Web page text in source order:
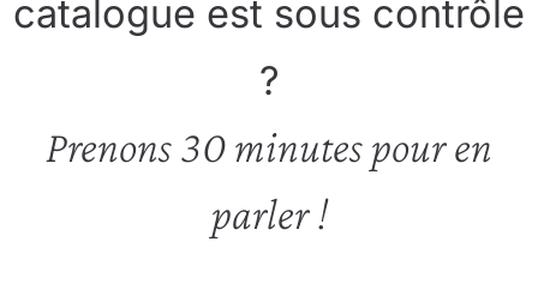
catalogue est sous contrôle
?
Prenons 30 minutes pour en
parler !